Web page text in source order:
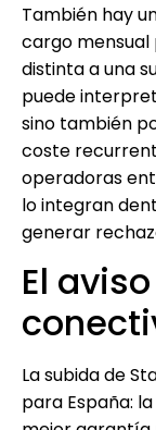
También hay
cargo
distinta a una
puede
sino también
coste
operadoras
lo integran
generar
El
La subida de
para España: